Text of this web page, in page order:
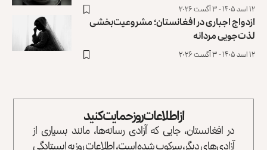
۱۲ اسد ۱۴۰۵ - ۳ آگست ۲۰۲۶
ازدواج اجباری در افغانستان؛ مشروعیت‌بخشی
لذت‌جویی مردانه
۱۲ اسد ۱۴۰۵ - ۳ آگست ۲۰۲۶
از اطلاعات روز حمایت کنید
در افغانستان، جایی که آزادی رسانه‌ها، مانند بسیاری از
آزادی‌های دیگر، سرکوب شده است، اطلاعات روز به ایستادگی